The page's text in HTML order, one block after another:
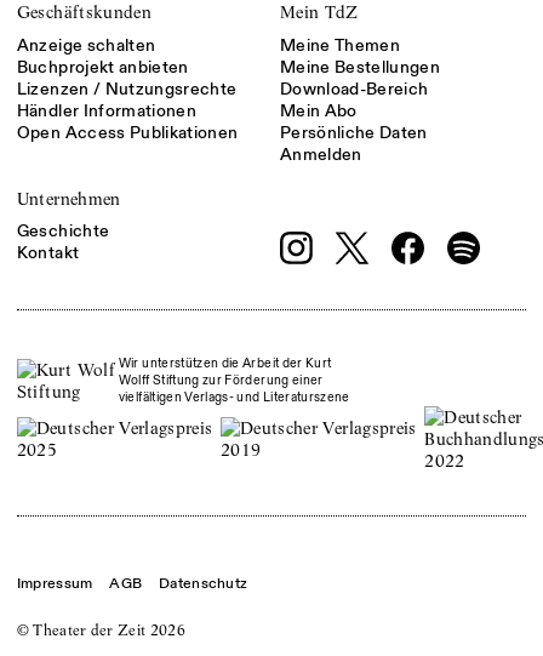
Geschäftskunden
Anzeige schalten
Buchprojekt anbieten
Lizenzen / Nutzungsrechte
Händler Informationen
Open Access Publikationen
Mein TdZ
Meine Themen
Meine Bestellungen
Download-Bereich
Mein Abo
Persönliche Daten
Anmelden
Unternehmen
Geschichte
Kontakt
Wir unterstützen die Arbeit der Kurt
Wolff Stiftung zur Förderung einer
vielfältigen Verlags- und Literaturszene
© Theater der Zeit 2026
Impressum AGB Datenschutz